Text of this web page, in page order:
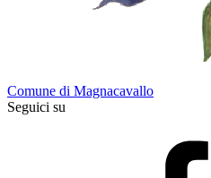
Comune di Magnacavallo
Seguici su